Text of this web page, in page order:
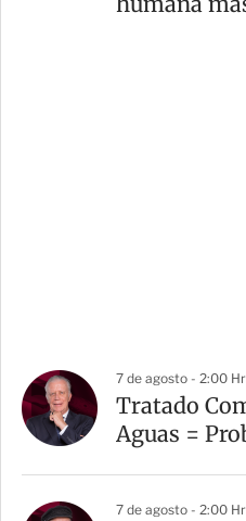
7 de agosto - 2:00
Tratado
Aguas =
7 de agosto - 2:00